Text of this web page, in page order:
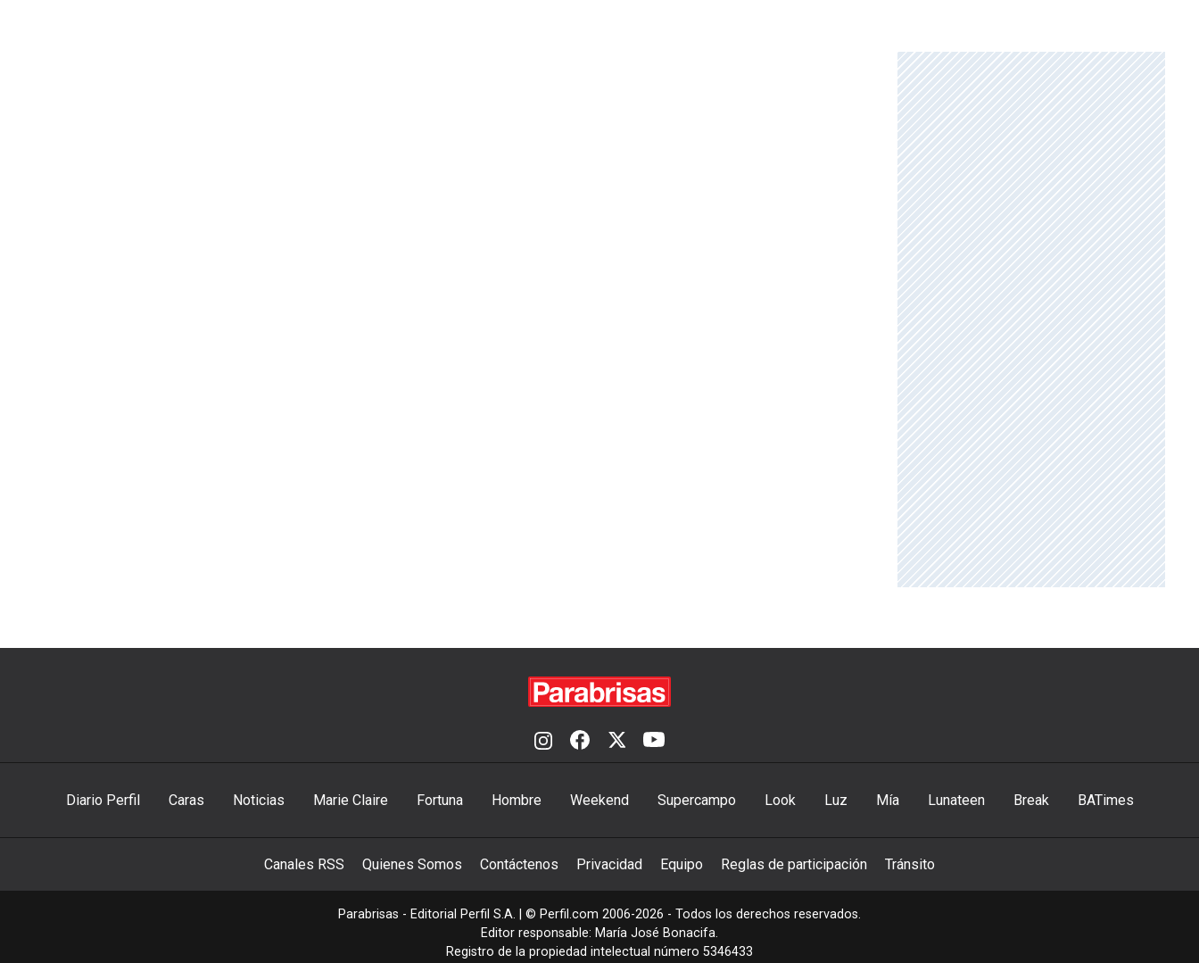
Diario Perfil Caras Noticias Marie Claire Fortuna Hombre Weekend Supercampo Look Luz Mía Lunateen Break BATimes
Canales RSS Quienes Somos Contáctenos Privacidad Equipo Reglas de participación Tránsito
Parabrisas - Editorial Perfil S.A. | © Perfil.com 2006-2026 - Todos los derechos reservados.
Editor responsable: María José Bonacifa.
Registro de la propiedad intelectual número 5346433